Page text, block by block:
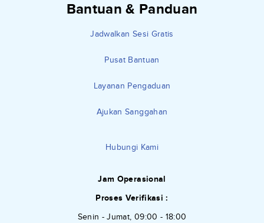
Bantuan & Panduan
Jadwalkan Sesi Gratis
Pusat Bantuan
Layanan Pengaduan
Ajukan Sanggahan
Hubungi Kami
Jam Operasional
Proses Verifikasi :
Senin - Jumat, 09:00 - 18:00